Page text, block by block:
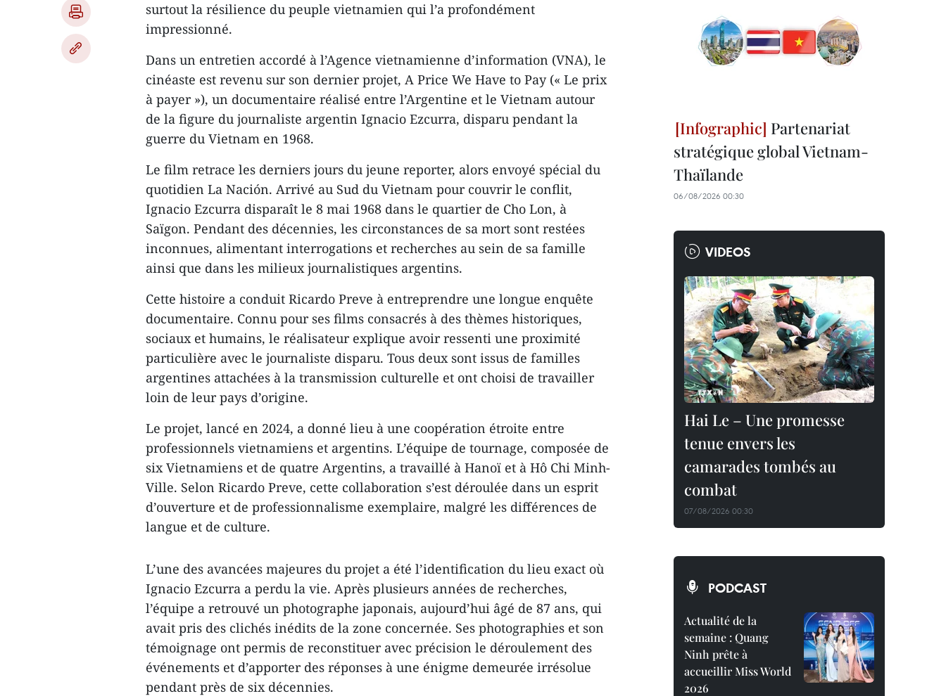
surtout la résilience du peuple vietnamien qui l’a profondément
impressionné.
Dans un entretien accordé à l’Agence vietnamienne d’information (VNA), le
cinéaste est revenu sur son dernier projet, A Price We Have to Pay (« Le prix
à payer »), un documentaire réalisé entre l’Argentine et le Vietnam autour
de la figure du journaliste argentin Ignacio Ezcurra, disparu pendant la
guerre du Vietnam en 1968.
Le film retrace les derniers jours du jeune reporter, alors envoyé spécial du
quotidien La Nación. Arrivé au Sud du Vietnam pour couvrir le conflit,
Ignacio Ezcurra disparaît le 8 mai 1968 dans le quartier de Cho Lon, à
Saïgon. Pendant des décennies, les circonstances de sa mort sont restées
inconnues, alimentant interrogations et recherches au sein de sa famille
ainsi que dans les milieux journalistiques argentins.
Cette histoire a conduit Ricardo Preve à entreprendre une longue enquête
documentaire. Connu pour ses films consacrés à des thèmes historiques,
sociaux et humains, le réalisateur explique avoir ressenti une proximité
particulière avec le journaliste disparu. Tous deux sont issus de familles
argentines attachées à la transmission culturelle et ont choisi de travailler
loin de leur pays d’origine.
Le projet, lancé en 2024, a donné lieu à une coopération étroite entre
professionnels vietnamiens et argentins. L’équipe de tournage, composée de
six Vietnamiens et de quatre Argentins, a travaillé à Hanoï et à Hô Chi Minh-
Ville. Selon Ricardo Preve, cette collaboration s’est déroulée dans un esprit
d’ouverture et de professionnalisme exemplaire, malgré les différences de
langue et de culture.
L’une des avancées majeures du projet a été l’identification du lieu exact où
Ignacio Ezcurra a perdu la vie. Après plusieurs années de recherches,
l’équipe a retrouvé un photographe japonais, aujourd’hui âgé de 87 ans, qui
avait pris des clichés inédits de la zone concernée. Ses photographies et son
témoignage ont permis de reconstituer avec précision le déroulement des
événements et d’apporter des réponses à une énigme demeurée irrésolue
pendant près de six décennies.
Partenariat
stratégique global Vietnam-
Thaïlande
06/08/2026 00:30
VIDEOS
Hai Le – Une promesse
tenue envers les
camarades tombés au
combat
07/08/2026 00:30
PODCAST
Actualité de la
semaine : Quang
Ninh prête à
accueillir Miss World
2026